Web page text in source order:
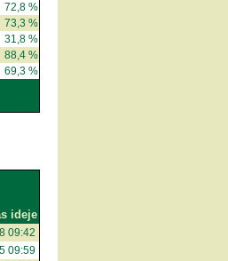
72,8 %
73,3 %
31,8 %
88,4 %
69,3 %
ideje
09:42
09:59